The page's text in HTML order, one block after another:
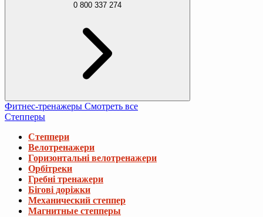
0 800 337 274
Фитнес-тренажеры Смотреть все
Степперы
Степпери
Велотренажери
Горизонтальні велотренажери
Орбітреки
Гребні тренажери
Бігові доріжки
Механический степпер
Магнитные степперы